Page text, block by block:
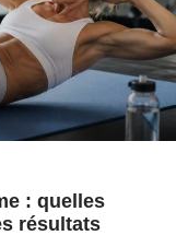
: quelles
résultats